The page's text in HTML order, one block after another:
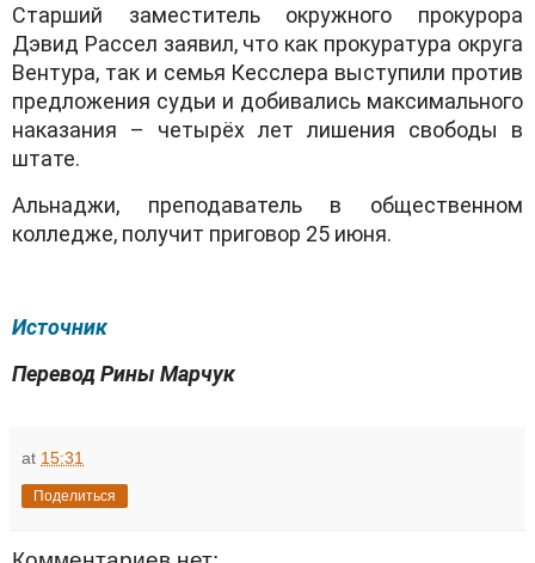
Старший заместитель окружного прокурора
Дэвид Рассел заявил, что как прокуратура округа
Вентура, так и семья Кесслера выступили против
предложения судьи и добивались максимального
наказания – четырёх лет лишения свободы в
штате.
Альнаджи, преподаватель в общественном
колледже, получит приговор 25 июня.
Источник
Перевод Рины Марчук
at 15:31
Поделиться